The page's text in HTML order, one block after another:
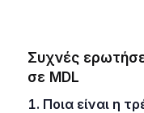
Συχνές
σε MDL
1. Ποια είναι η τρέχουσα συναλλαγματική